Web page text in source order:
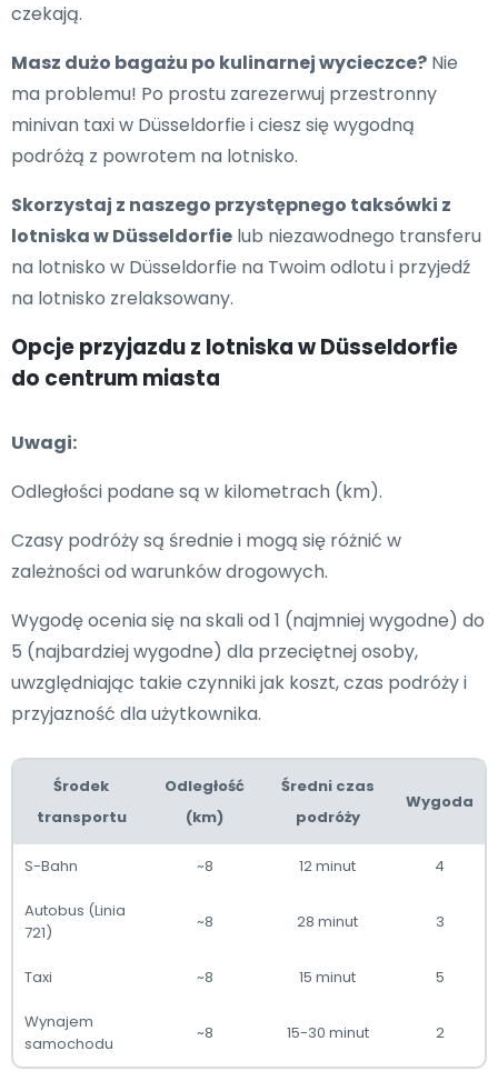
czekają.
Masz dużo bagażu po kulinarnej wycieczce? Nie
ma problemu! Po prostu zarezerwuj przestronny
minivan taxi w Düsseldorfie i ciesz się wygodną
podróżą z powrotem na lotnisko.
Skorzystaj z naszego przystępnego taksówki z
lotniska w Düsseldorfie lub niezawodnego transferu
na lotnisko w Düsseldorfie na Twoim odlotu i przyjedź
na lotnisko zrelaksowany.
Opcje przyjazdu z lotniska w Düsseldorfie
do centrum miasta
Uwagi:
Odległości podane są w kilometrach (km).
Czasy podróży są średnie i mogą się różnić w
zależności od warunków drogowych.
Wygodę ocenia się na skali od 1 (najmniej wygodne) do
5 (najbardziej wygodne) dla przeciętnej osoby,
uwzględniając takie czynniki jak koszt, czas podróży i
przyjazność dla użytkownika.
Środek
transportu
Odległość
(km)
Średni czas
podróży
Wygoda
S-Bahn ~8 12 minut 4
Autobus (Linia
721)
~8 28 minut 3
Taxi ~8 15 minut 5
Wynajem
samochodu
~8 15-30 minut 2